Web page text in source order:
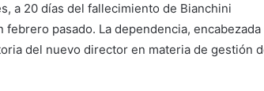
a 20 días del fallecimiento de Bianchini
pasado. La dependencia, encabezada
del nuevo director en materia de gestión